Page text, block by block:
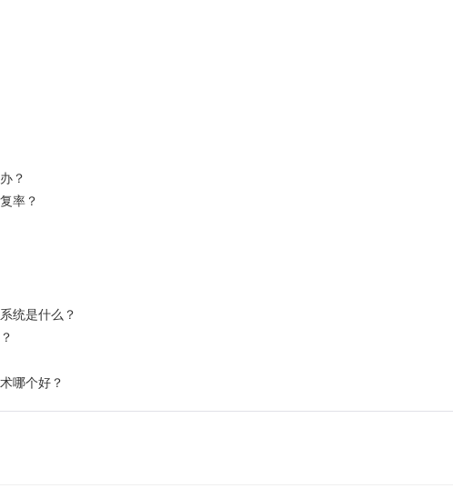
？
率？
统是什么？
哪个好？